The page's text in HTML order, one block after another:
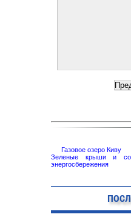
Газовое озеро Киву
Зеленые крыши и
энергосбережения